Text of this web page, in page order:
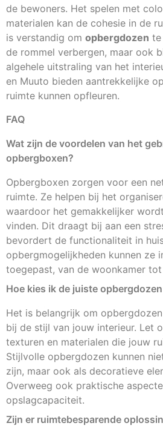
de bewoners. Het spelen met
materialen kan de cohesie in de
is verstandig om opbergdozen te
de rommel verbergen, maar ook
algehele uitstraling van het
en Muuto bieden aantrekkelijke
ruimte kunnen opfleuren.
FAQ
Wat zijn de voordelen van het
opbergboxen?
Opbergboxen zorgen voor een
ruimte. Ze helpen bij het
waardoor het gemakkelijker
vinden. Dit draagt bij aan een
bevordert de functionaliteit in
opbergmogelijkheden kunnen ze
toegepast, van de woonkamer tot
Hoe kies ik de juiste
Het is belangrijk om
bij de stijl van jouw interieur. Let
texturen en materialen die jouw
Stijlvolle opbergdozen kunnen
zijn, maar ook als decoratieve
Overweeg ook praktische
opslagcapaciteit.
Zijn er ruimtebesparende